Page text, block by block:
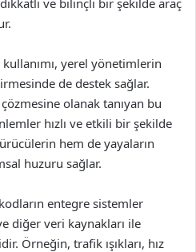
ve bilinçli bir şekilde araç
yerel yönetimlerin
de destek sağlar.
olanak tanıyan bu
hızlı ve etkili bir şekilde
hem de yayaların
huzuru sağlar.
entegre sistemler
diğer veri kaynakları ile
Örneğin, trafik ışıkları, hız